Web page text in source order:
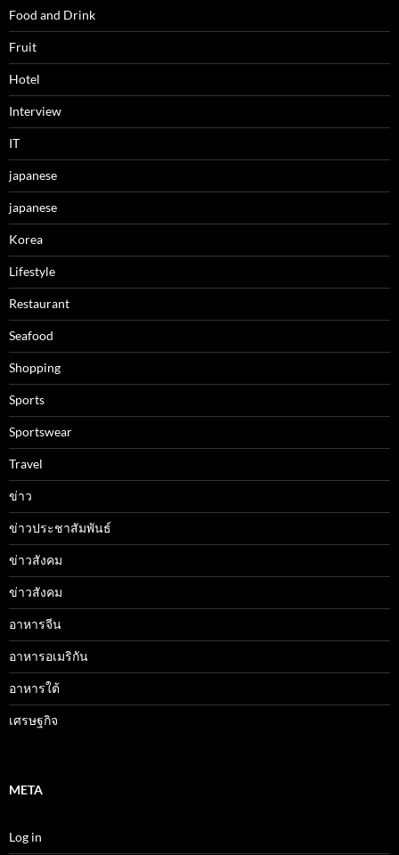
Food and Drink
Fruit
Hotel
Interview
IT
japanese
japanese
Korea
Lifestyle
Restaurant
Seafood
Shopping
Sports
Sportswear
Travel
ข่าว
ข่าวประชาสัมพันธ์
ข่าวสังคม
ข่าวสังคม
อาหารจีน
อาหารอเมริกัน
อาหารใต้
เศรษฐกิจ
META
Log in